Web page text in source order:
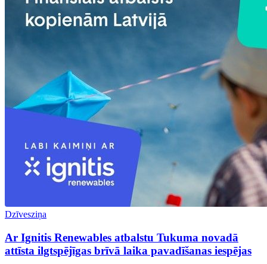
Dzīvesziņa
Ar Ignitis Renewables atbalstu Tukuma novadā
attīsta ilgtspējīgas brīvā laika pavadīšanas iespējas